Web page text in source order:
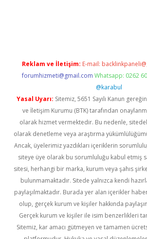
Reklam ve İletişim: E-mail:
forumhizmeti@gmail.com Whatsapp: 0262
@karabul
Yasal Uyarı: Sitemiz, 5651 Sayılı Kanun
ve İletişim Kurumu (BTK) tarafından
olarak hizmet vermektedir. Bu nedenle,
olarak denetleme veya araştırma
Ancak, üyelerimiz yazdıkları içeriklerin
siteye üye olarak bu sorumluluğu kabul etmiş
sitesi, herhangi bir marka, kurum veya şahıs
bulunmamaktadır. Sitede yalnızca kendi
paylaşılmaktadır. Burada yer alan içerikler
olup, gerçek kurum ve kişiler hakkında
Gerçek kurum ve kişiler ile isim benzerlikleri
Sitemiz, kar amacı gütmeyen ve tamamen